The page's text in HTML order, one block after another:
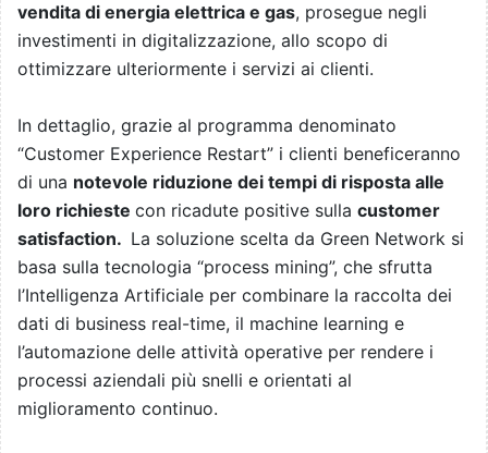
vendita di energia elettrica e gas, prosegue negli
investimenti in digitalizzazione, allo scopo di
ottimizzare ulteriormente i servizi ai clienti.
In dettaglio, grazie al programma denominato
“Customer Experience Restart” i clienti beneficeranno
di una notevole riduzione dei tempi di risposta alle
loro richieste con ricadute positive sulla customer
satisfaction. La soluzione scelta da Green Network si
basa sulla tecnologia “process mining”, che sfrutta
l’Intelligenza Artificiale per combinare la raccolta dei
dati di business real-time, il machine learning e
l’automazione delle attività operative per rendere i
processi aziendali più snelli e orientati al
miglioramento continuo.